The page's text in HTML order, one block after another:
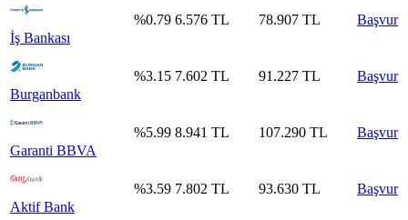
İş Bankası
%0.79 6.576 TL 78.907 TL Başvur
Burganbank
%3.15 7.602 TL 91.227 TL Başvur
Garanti BBVA
%5.99 8.941 TL 107.290 TL Başvur
Aktif Bank
%3.59 7.802 TL 93.630 TL Başvur